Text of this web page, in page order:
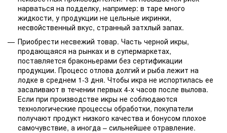
нарваться на подделку, например: в таре много
жидкости, у продукции не цельные икринки,
несвойственный вкус, странный затхлый запах.
Приобрести несвежий товар. Часть черной икры,
продающаяся на рынках и в супермаркетах,
поставляется браконьерами без сертификации
продукции. Процесс отлова долгий и рыба лежит на
лодке в среднем 1-3 дня. Чтобы икра не испортилась ее
засаливают в течении первых 4-х часов после вылова.
Если при производстве икры не соблюдаются
технологические процессы обработки, покупатели
получают продукт низкого качества и бонусом плохое
самочувствие, а иногда – сильнейшее отравление.